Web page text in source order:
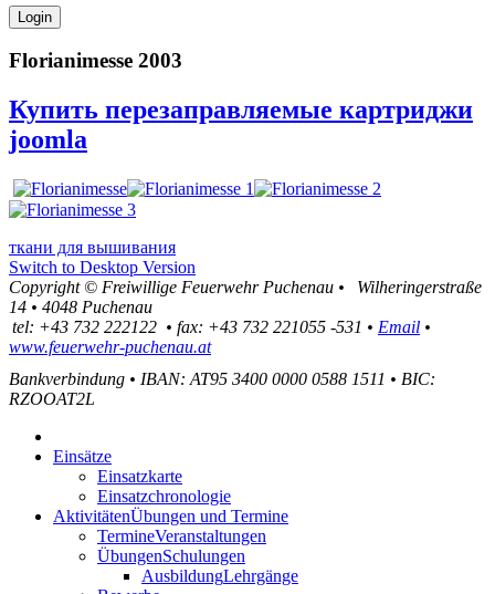
Florianimesse 2003
Купить перезаправляемые картриджи
joomla
ткани для вышивания
Switch to Desktop Version
Copyright © Freiwillige Feuerwehr Puchenau •
Wilheringerstraße
14 • 4048 Puchenau
tel: +43 732 222122 • fax: +43 732 221055 -531 • Email •
www.feuerwehr-puchenau.at
Bankverbindung • IBAN: AT95 3400 0000 0588 1511 • BIC:
RZOOAT2L
Einsätze
Einsatzkarte
Einsatzchronologie
AktivitätenÜbungen und Termine
TermineVeranstaltungen
ÜbungenSchulungen
AusbildungLehrgänge